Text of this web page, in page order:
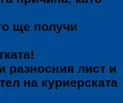
ще получи
разносния лист и
на куриерската